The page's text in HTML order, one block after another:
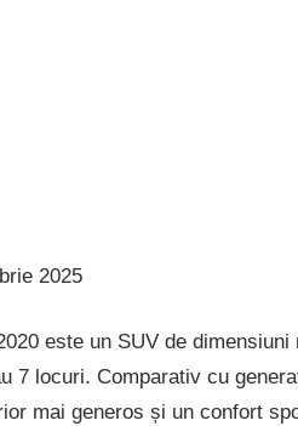
2025
este un SUV de
7 locuri. Comparativ cu
mai generos și un confort